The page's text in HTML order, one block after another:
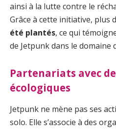
ainsi à la lutte contre le
Grâce à cette initiative, plus
été plantés, ce qui
de Jetpunk dans le domaine
Partenariats avec
écologiques
Jetpunk ne mène pas ses
solo. Elle s’associe à des